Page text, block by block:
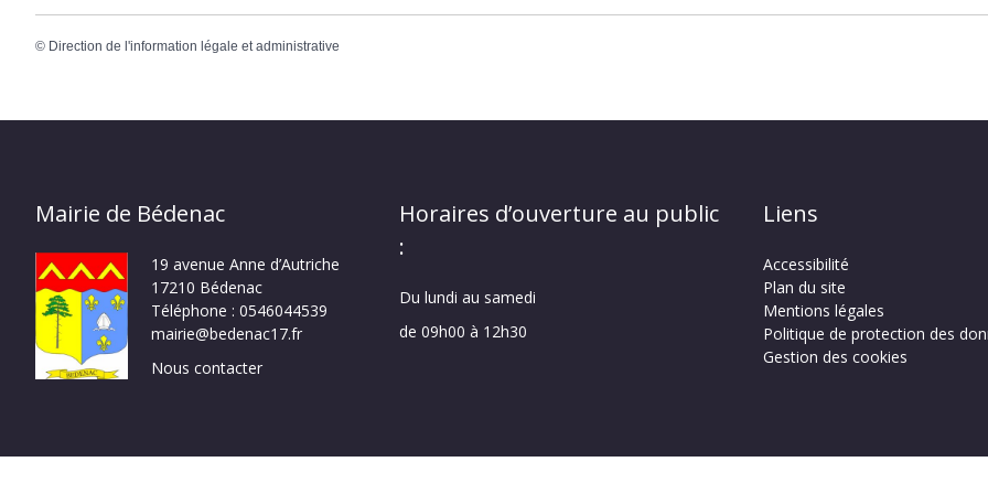
© Direction de l'information légale et administrative
Mairie de Bédenac
19 avenue Anne d’Autriche
17210 Bédenac
Téléphone : 0546044539
mairie@bedenac17.fr
Nous contacter
Horaires d’ouverture au public
:
Du lundi au samedi
de 09h00 à 12h30
Liens
Accessibilité
Plan du site
Mentions légales
Politique de protection des
Gestion des cookies